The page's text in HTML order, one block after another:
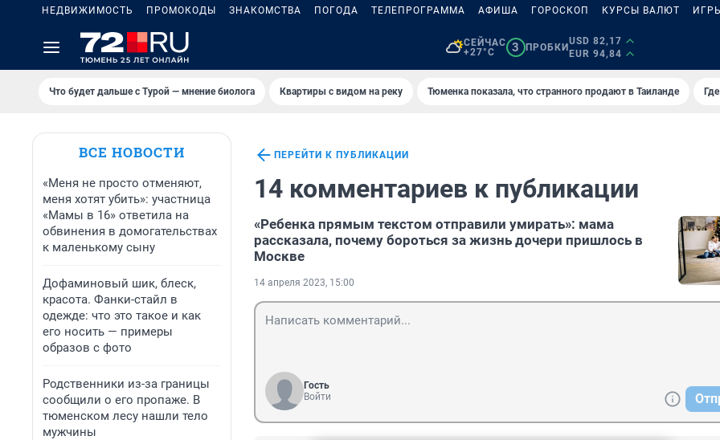
НЕДВИЖИМОСТЬ ПРОМОКОДЫ ЗНАКОМСТВА ПОГОДА ТЕЛЕПРОГРАММА АФИША ГОРОСКОП КУРСЫ ВАЛЮТ ИГРЫ
СЕЙЧАС
+27°C
3 ПРОБКИ
USD 82,17
EUR 94,84
Что будет дальше с Турой — мнение биолога Квартиры с видом на реку Тюменка показала, что странного продают в Таиланде
ВСЕ НОВОСТИ
«Меня не просто отменяют,
меня хотят убить»: участница
«Мамы в 16» ответила на
обвинения в домогательствах
к маленькому сыну
Дофаминовый шик, блеск,
красота. Фанки-стайл в
одежде: что это такое и как
его носить — примеры
образов с фото
Родственники из-за границы
сообщили о его пропаже. В
тюменском лесу нашли тело
мужчины
ПЕРЕЙТИ К ПУБЛИКАЦИИ
14 комментариев к публикации
«Ребенка прямым текстом отправили умирать»: мама
рассказала, почему бороться за жизнь дочери пришлось в
Москве
14 апреля 2023, 15:00
Гость
Войти